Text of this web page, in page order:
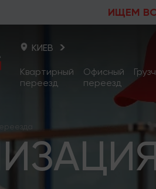
ИЩЕМ
КИЕВ
Одесса
Львов
Харьков
Квартирный
переезд
Офисный
переезд